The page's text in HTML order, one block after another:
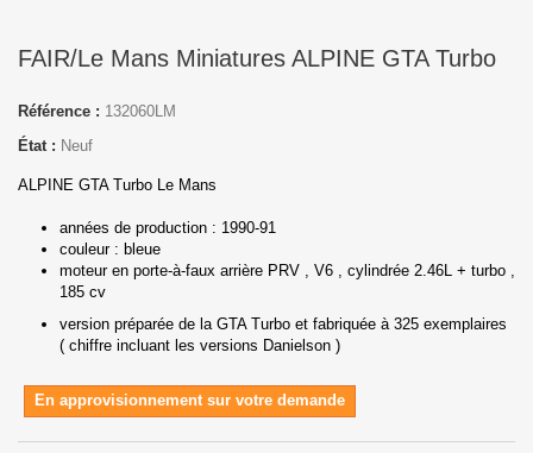
FAIR/Le Mans Miniatures ALPINE GTA Turbo
Référence : 132060LM
État : Neuf
ALPINE GTA Turbo Le Mans
années de production : 1990-91
couleur : bleue
moteur en porte-à-faux arrière PRV , V6 , cylindrée 2.46L + turbo ,
185 cv
version préparée de la GTA Turbo et fabriquée à 325 exemplaires
( chiffre incluant les versions Danielson )
En approvisionnement sur votre demande